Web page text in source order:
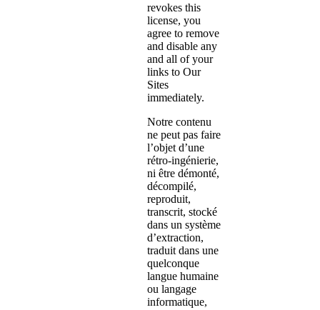
revokes this
license, you
agree to remove
and disable any
and all of your
links to Our
Sites
immediately.
Notre contenu
ne peut pas faire
l’objet d’une
rétro-ingénierie,
ni être démonté,
décompilé,
reproduit,
transcrit, stocké
dans un système
d’extraction,
traduit dans une
quelconque
langue humaine
ou langage
informatique,